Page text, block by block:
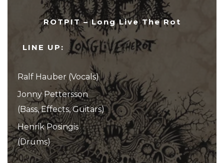
ROTPIT – Long Live The Rot
LINE UP:
Ralf Hauber (Vocals)
Jonny Pettersson
(Bass, Effects, Guitars)
Henrik Posingis
(Drums)